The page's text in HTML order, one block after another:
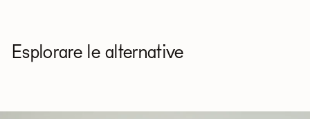
Esplorare le alternative